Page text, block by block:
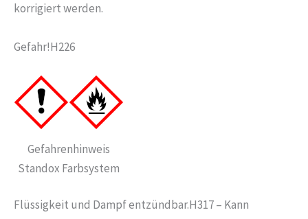
korrigiert werden.
Gefahr!H226
Gefahrenhinweis
Standox Farbsystem
Flüssigkeit und Dampf entzündbar.H317 – Kann